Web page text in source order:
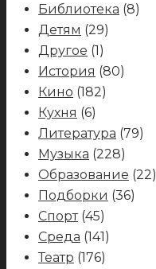
Библиотека (8)
Детям (29)
Другое (1)
История (80)
Кино (182)
Кухня (6)
Литература (79)
Музыка (228)
Образование (22)
Подборки (36)
Спорт(45)
Среда (141)
Театр (176)